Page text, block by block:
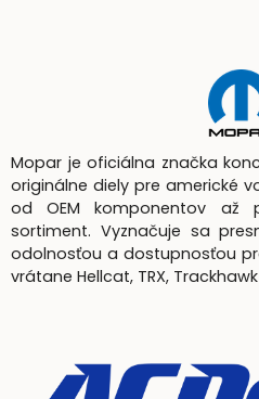
Mopar je oficiálna značka
originálne diely pre americké
od OEM komponentov až
sortiment. Vyznačuje sa
odolnosťou a dostupnosťou
vrátane Hellcat, TRX,